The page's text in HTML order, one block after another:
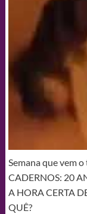
Semana que vem
CADERNOS: 20
A HORA CERTA
QUÊ?